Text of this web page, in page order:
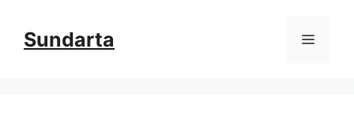
Sundarta Menu